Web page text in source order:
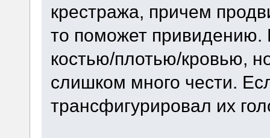
крестража, причем
то поможет
костью/плотью/кровью,
слишком много чести.
трансфигурировал их